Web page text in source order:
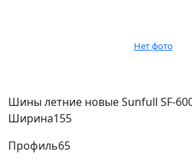
Нет фото
Шины летние новые Sunfull SF-
Ширина155
Профиль65